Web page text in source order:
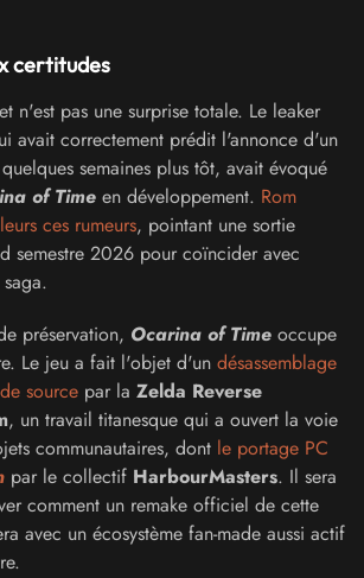
certitudes
n'est pas une surprise totale. Le leaker
avait correctement prédit l'annonce d'un
semaines plus tôt, avait évoqué
of Time en développement. Rom
ces rumeurs, pointant une sortie
semestre 2026 pour coïncider avec
préservation, Ocarina of Time occupe
Le jeu a fait l'objet d'un désassemblage
source par la Zelda Reverse
, un travail titanesque qui a ouvert la voie
communautaires, dont le portage PC
par le collectif HarbourMasters. Il sera
comment un remake officiel de cette
avec un écosystème fan-made aussi actif